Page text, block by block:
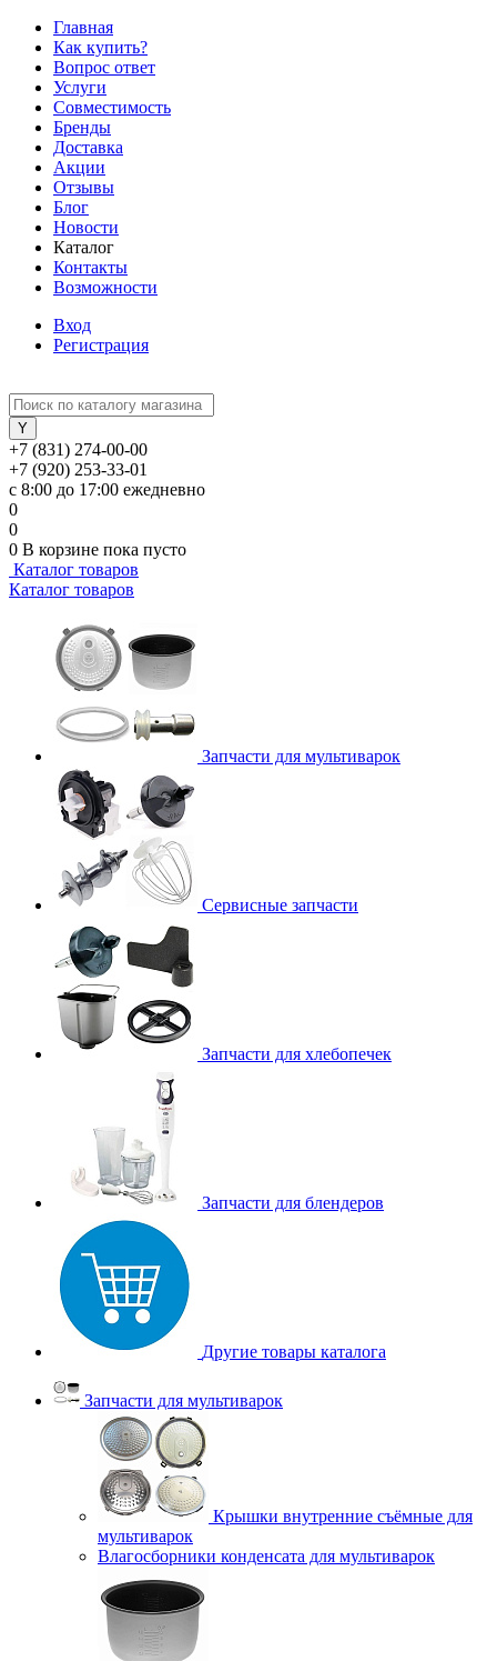
Главная
Как купить?
Вопрос ответ
Услуги
Совместимость
Бренды
Доставка
Акции
Отзывы
Блог
Новости
Каталог
Контакты
Возможности
Вход
Регистрация
+7 (831) 274-00-00
+7 (920) 253-33-01
с 8:00 до 17:00 ежедневно
0
0
0 В корзине пока пусто
Каталог товаров
Каталог товаров
Запчасти для мультиварок
Сервисные запчасти
Запчасти для хлебопечек
Запчасти для блендеров
Другие товары каталога
Запчасти для мультиварок
Крышки внутренние съёмные для
мультиварок
Влагосборники конденсата для мультиварок